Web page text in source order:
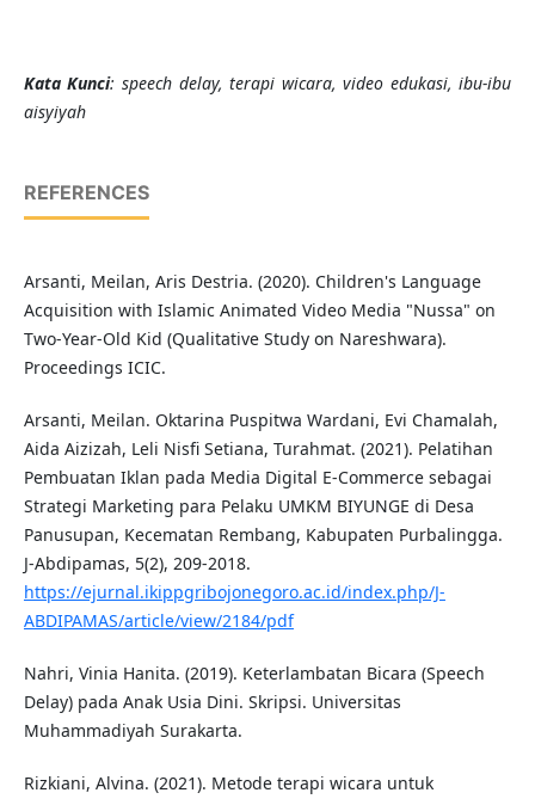
Kata Kunci: speech delay, terapi wicara, video edukasi, ibu-ibu
aisyiyah
REFERENCES
Arsanti, Meilan, Aris Destria. (2020). Children's Language
Acquisition with Islamic Animated Video Media "Nussa" on
Two-Year-Old Kid (Qualitative Study on Nareshwara).
Proceedings ICIC.
Arsanti, Meilan. Oktarina Puspitwa Wardani, Evi Chamalah,
Aida Aizizah, Leli Nisfi Setiana, Turahmat. (2021). Pelatihan
Pembuatan Iklan pada Media Digital E-Commerce sebagai
Strategi Marketing para Pelaku UMKM BIYUNGE di Desa
Panusupan, Kecematan Rembang, Kabupaten Purbalingga.
J-Abdipamas, 5(2), 209-2018.
https://ejurnal.ikippgribojonegoro.ac.id/index.php/J-
ABDIPAMAS/article/view/2184/pdf
Nahri, Vinia Hanita. (2019). Keterlambatan Bicara (Speech
Delay) pada Anak Usia Dini. Skripsi. Universitas
Muhammadiyah Surakarta.
Rizkiani, Alvina. (2021). Metode terapi wicara untuk